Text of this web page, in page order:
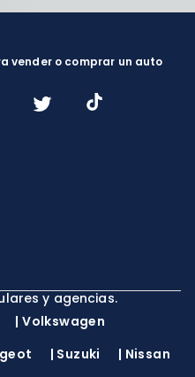
vender o comprar un auto
y agencias.
|Volkswagen
| Suzuki | Nissan